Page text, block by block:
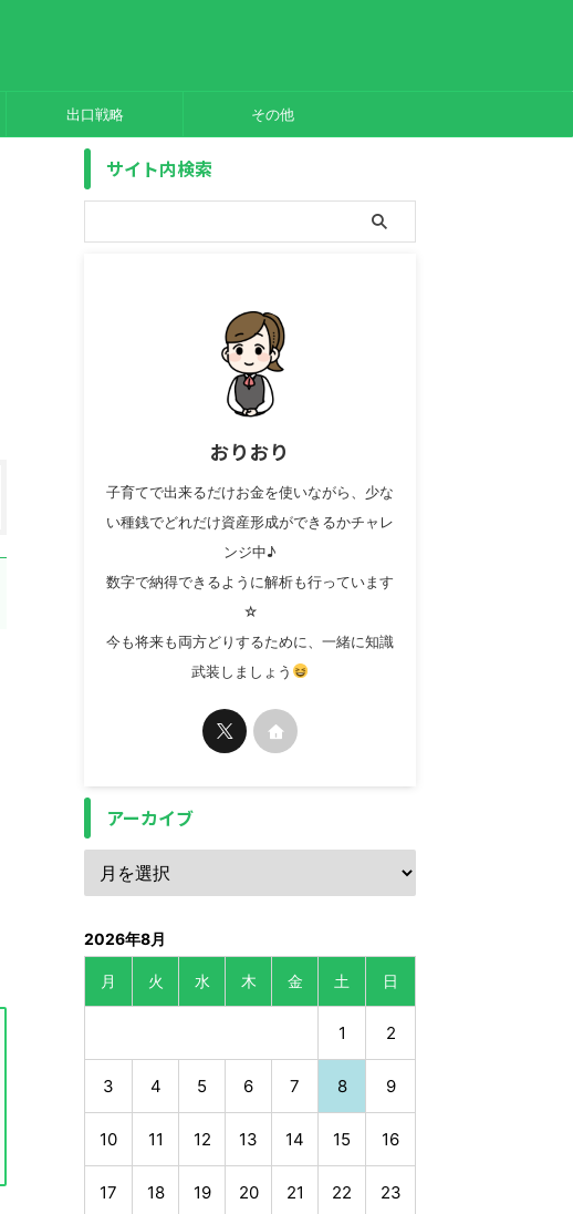
出口戦略 その他
サイト内検索
おりおり
子育てで出来るだけお金を使いながら、少な
い種銭でどれだけ資産形成ができるかチャレ
ンジ中♪
数字で納得できるように解析も行っています
☆
今も将来も両方どりするために、一緒に知識
武装しましょう
アーカイブ
2026年8月
月 火 水 木 金 土 日
1 2
3 4 5 6 7 8 9
10 11 12 13 14 15 16
17 18 19 20 21 22 23